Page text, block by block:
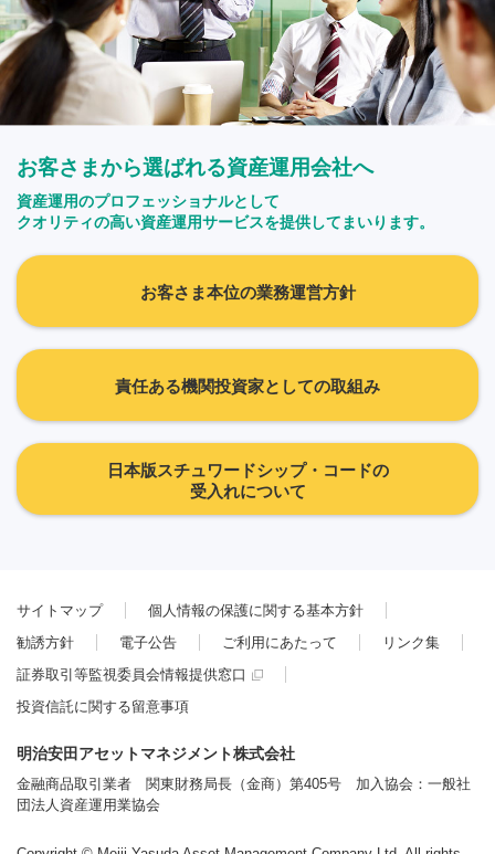
お客さまから選ばれる資産運用会社へ
資産運用のプロフェッショナルとして
クオリティの高い資産運用サービスを提供してまいります。
お客さま本位の業務運営方針
責任ある機関投資家としての取組み
日本版スチュワードシップ・コードの
受入れについて
サイトマップ
個人情報の保護に関する基本方針
勧誘方針
電子公告 ご利用にあたって
リンク集
証券取引等監視委員会情報提供窓口
投資信託に関する留意事項
明治安田アセットマネジメント株式会社
金融商品取引業者 関東財務局長（金商）第405号 加入協会：一般社
団法人資産運用業協会